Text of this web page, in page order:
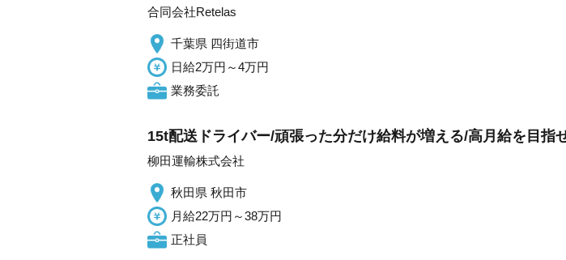
合同会社Retelas
千葉県 四街道市
日給2万円～4万円
業務委託
15t配送ドライバー/頑張った分だけ給料が増える/高月給を目指
柳田運輸株式会社
秋田県 秋田市
月給22万円～38万円
正社員